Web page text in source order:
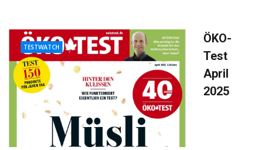
ÖKO-
Test
April
2025
TESTWATCH